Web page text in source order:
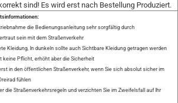
sind! Es wird erst nach Bestellung Produziert.
die Bedienungsanleitung sehr sorgfältig durch
sein mit dem Straßenverkehr
Kleidung, In dunkeln sollte auch Sichtbare Kleidung getragen werden
keine Pflicht, erhöht aber die Sicherheit
in den öffentlichen Straßenverkehr, wenn Sie sich absolut sicher im
fühlen
die Straßenverkehrsregeln und verzichten Sie im Zweifelsfall auf Ihr